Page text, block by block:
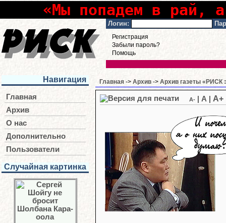
«Мы попадем в рай,
Логин:
Регистрация
Забыли пароль?
Помощь
Навигация
Главная
Архив
О нас
Дополнительно
Пользователи
Случайная картинка
Главная -> Архив -> Архив газеты «РИСК
A- A A+